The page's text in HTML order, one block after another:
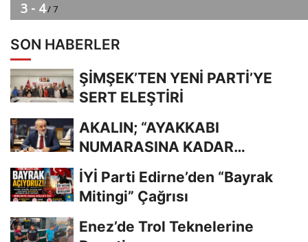
SON HABERLER
ŞİMŞEK’TEN YENİ PARTİ’YE
SERT ELEŞTİRİ
AKALIN; “AYAKKABI
NUMARASINA KADAR
BİLİYORDUNUZ, ADRESİNİ Mİ
UNUTTUNUZ?”
İYİ Parti Edirne’den “Bayrak
Mitingi” Çağrısı
Enez’de Trol Teknelerine